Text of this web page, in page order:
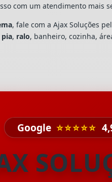
com um atendimento mais
, fale com a Ajax Soluções
pia, ralo, banheiro, cozinha,
Google ⭐⭐⭐⭐⭐